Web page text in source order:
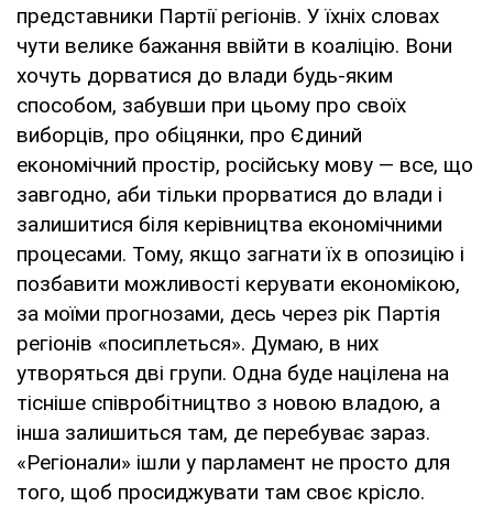
представники Партії регіонів. У їхніх словах
чути велике бажання ввійти в коаліцію. Вони
хочуть дорватися до влади будь-яким
способом, забувши при цьому про своїх
виборців, про обіцянки, про Єдиний
економічний простір, російську мову — все, що
завгодно, аби тільки прорватися до влади і
залишитися біля керівництва економічними
процесами. Тому, якщо загнати їх в опозицію і
позбавити можливості керувати економікою,
за моїми прогнозами, десь через рік Партія
регіонів «посиплеться». Думаю, в них
утворяться дві групи. Одна буде націлена на
тісніше співробітництво з новою владою, а
інша залишиться там, де перебуває зараз.
«Регіонали» ішли у парламент не просто для
того, щоб просиджувати там своє крісло.